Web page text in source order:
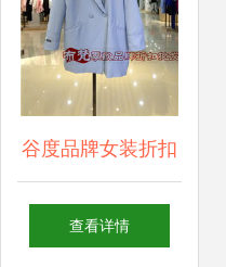
谷度品牌女装折扣
店 揭秘服饰尾货走
查看详情